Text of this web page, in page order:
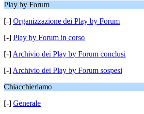
Play by Forum
[-] Organizzazione dei Play by Forum
[-] Play by Forum in corso
[-] Archivio dei Play by Forum conclusi
[-] Archivio dei Play by Forum sospesi
Chiacchieriamo
[-] Generale